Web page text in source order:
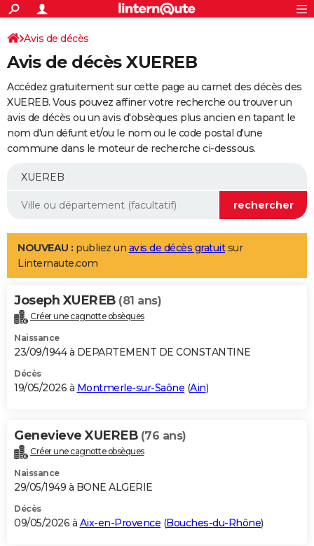
ACTUALITÉS
Politique
Société
Faits Divers
Education
Monde
Villes
+
SPORT
Coupe du monde 2026
Football
Tennis
Cyclisme
Rugby
Forum
Programme TV
TNT
Streaming
Cinéma
Sorties cinéma
Musique
+
FINANCE
Retraite
Epargne
Immobilier
Risques naturels par ville
Banque
Assurance
AUTO
Essais
Réserver un essai
Citadines
Berlines
SUV
Forum auto
+
Mobiles
Meilleur smartphone
Internet
Ordinateurs
Jeux vidéo
Guide high-tech
Aménagement intérieur
LIFESTYLE
Art de vivre
Bien-être
Loisirs
Mode
Modes de vie
Alimentation
Guide de la santé
Maladies
Médicaments
Sommeil
VOYAGE
Destinations
City break
Voyage nature
Voyage de noces
Forum
Climat
+PHOTO
GUIDES D'ACHAT
BONS PLANS
Carte de Noël
Carte Bonne année
Carte Saint-Valentin
Carte Pâques
Carte d'anniversaire
DICTIONNAIRE
Dictionnaire
Biographies
Citations
Expressions
Proverbes
PROGRAMME TV
S'inscrire
Se connecter
Lycées
Collèges
Primaires
Universités
Entreprises
Service militaire
Avis de recherche
AVIS DE DÉCÈS
Avis de décès
Avis de décès XUEREB
Accédez gratuitement sur cette page au carnet des décès des
XUEREB. Vous pouvez affiner votre recherche ou trouver un
avis de décès ou un avis d'obsèques plus ancien en tapant le
nom d'un défunt et/ou le nom ou le code postal d'une
commune dans le moteur de recherche ci-dessous.
NOUVEAU : publiez un avis de décès gratuitsur
Linternaute.com
Joseph XUEREB (81 ans)
Créer une cagnotte obsèques
Naissance
23/09/1944 à DEPARTEMENT DE CONSTANTINE
Décès
19/05/2026 à Montmerle-sur-Saône (Ain)
Genevieve XUEREB (76 ans)
Créer une cagnotte obsèques
Naissance
29/05/1949 à BONE ALGERIE
Décès
09/05/2026 à Aix-en-Provence (Bouches-du-Rhône)